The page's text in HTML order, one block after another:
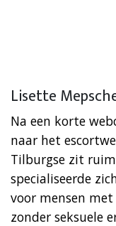
Lisette
Na een korte
naar het
Tilburgse zit
specialiseerde
voor mensen
zonder seksuele